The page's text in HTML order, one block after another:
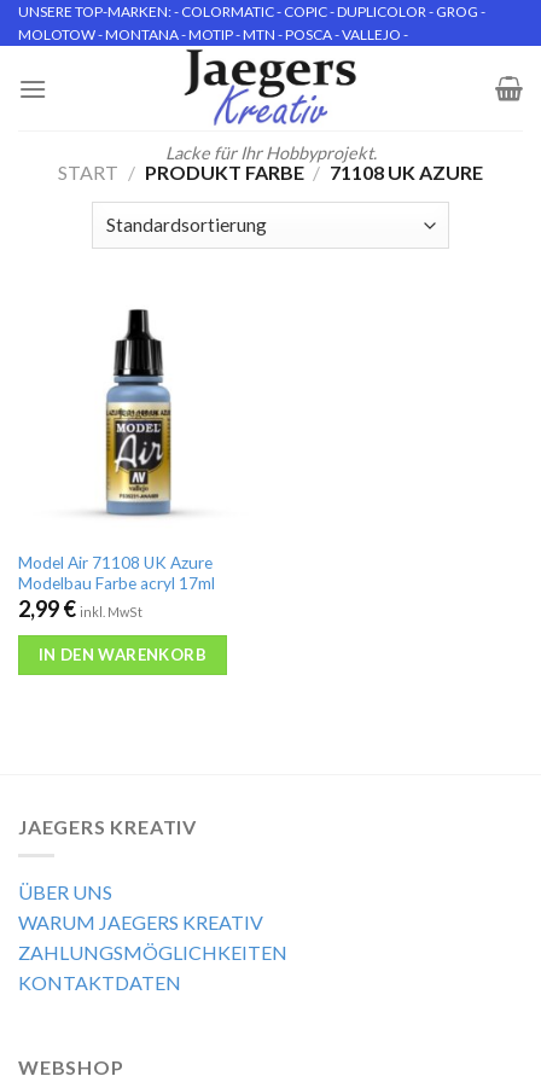
Skip
to
UNSERE TOP-MARKEN: - COLORMATIC - COPIC - DUPLICOLOR - GROG -
MOLOTOW - MONTANA - MOTIP - MTN - POSCA - VALLEJO -
Lacke für Ihr Hobbyprojekt.
START / PRODUKT FARBE / 71108 UK AZURE
Model Air 71108 UK Azure
Modelbau Farbe acryl 17ml
2,99€ inkl. MwSt
IN DEN WARENKORB
JAEGERS KREATIV
ÜBER UNS
WARUM JAEGERS KREATIV
ZAHLUNGSMÖGLICHKEITEN
KONTAKTDATEN
WEBSHOP